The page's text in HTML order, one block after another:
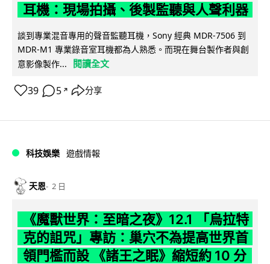
耳機：現場拍攝、後製監聽與人聲利器
談到專業混音專用的聲音監聽耳機，Sony 經典 MDR-7506 到
MDR-M1 專業錄音室耳機都為人熟悉。而現在舞台製作者與創
意影像製作...
閱讀全文
39 5 ↗ 分享
科技娛樂 遊戲情報
天恩 2 日
《魔獸世界：至暗之夜》12.1 「烏拉特
克的詛咒」專訪：巢穴不為提高世界首
領門檻而設 《諸王之眠》縮短約 10 分